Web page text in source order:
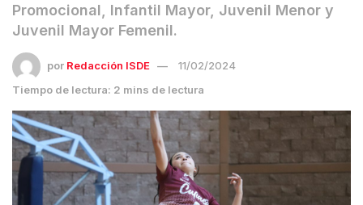
Promocional, Infantil Mayor, Juvenil Menor y
Juvenil Mayor Femenil.
por Redacción ISDE
11/02/2024
Tiempo de lectura: 2 mins de lectura